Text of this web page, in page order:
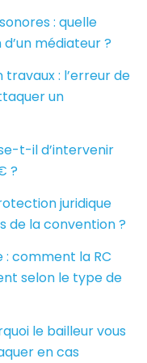
: quelle
médiateur ?
: l’erreur de
un
t-il d’intervenir
?
juridique
de la convention ?
: comment la RC
selon le type de
le bailleur vous
en cas